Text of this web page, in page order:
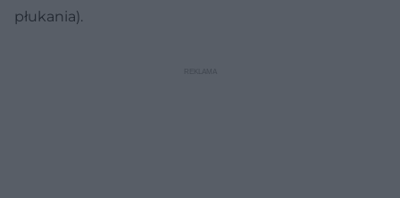
płukania).